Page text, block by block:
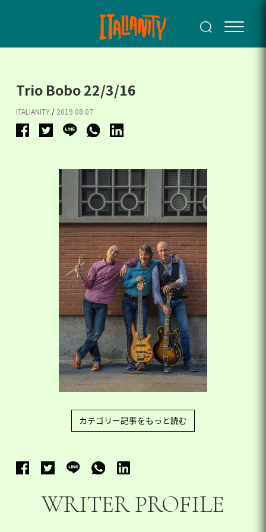
Trio Bobo 22/3/16
ITALIANITY / 2019.08.07
カテゴリー記事をもっと読む
WRITER PROFILE